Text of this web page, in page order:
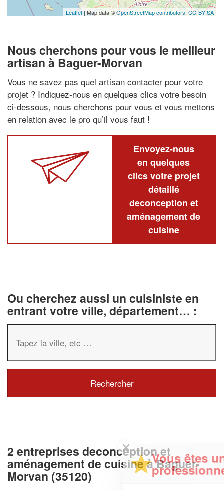
Leaflet | Map data ©OpenStreetMap contributors, CC-BY-SA
Nous cherchons pour vous le meilleur
artisan à Baguer-Morvan
Vous ne savez pas quel artisan contacter pour votre
projet ? Indiquez-nous en quelques clics votre besoin
ci-dessous, nous cherchons pour vous et vous mettons
en relation avec le pro qu’il vous faut !
Envoyez-nous
en quelques
clics votre projet
détaillé
deconception et
aménagement de
cuisine
Ou cherchez aussi un cuisiniste en
entrant votre ville, département… :
2 entreprises deconception et
aménagement de cuisine à Baguer-
Morvan (35120)
✕
Vous êtes un
professionnel ?